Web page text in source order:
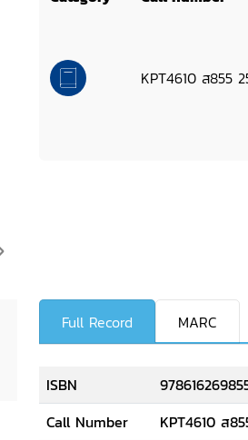
KPT4610 ส855
Full Record MARC
ISBN
Call Number
KPT4610 ส